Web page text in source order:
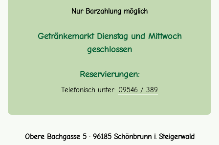
Nur Barzahlung möglich
Getränkemarkt Dienstag und Mittwoch
geschlossen
Reservierungen:
Telefonisch unter: 09546 / 389
Obere Bachgasse 5 · 96185 Schönbrunn i. Steigerwald